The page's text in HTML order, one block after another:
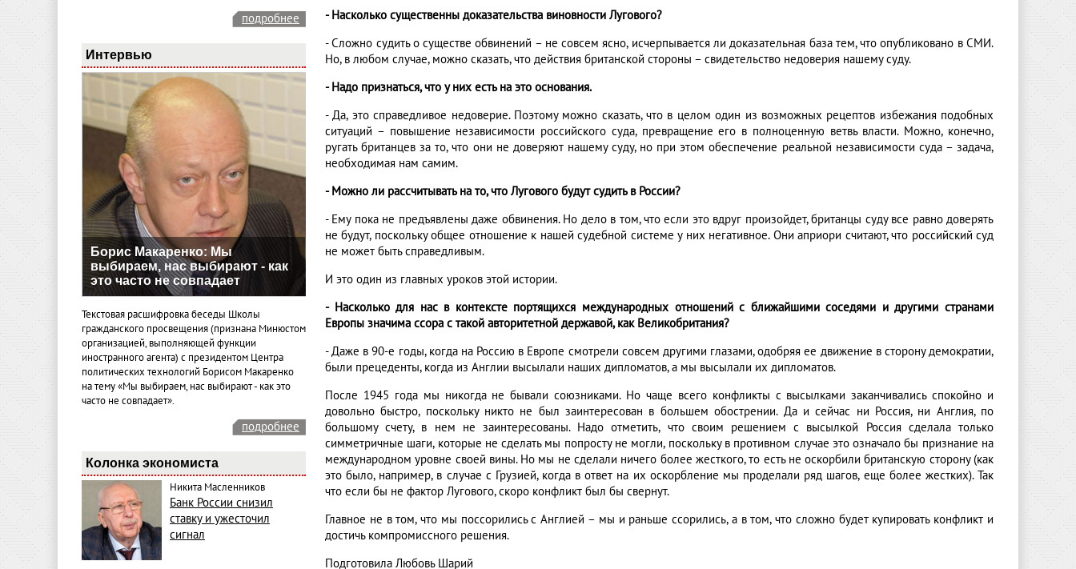
подробнее
Интервью
Борис Макаренко: Мы
выбираем, нас выбирают - как
это часто не совпадает
Текстовая расшифровка беседы Школы
гражданского просвещения (признана Минюстом
организацией, выполняющей функции
иностранного агента) с президентом Центра
политических технологий Борисом Макаренко
на тему «Мы выбираем, нас выбирают - как это
часто не совпадает».
подробнее
Колонка экономиста
Никита Масленников
Банк России снизил
ставку и ужесточил
сигнал
- Насколько существенны доказательства виновности Лугового?
- Сложно судить о существе обвинений – не совсем ясно, исчерпывается ли доказательная база тем, что опубликовано в СМИ.
Но, в любом случае, можно сказать, что действия британской стороны – свидетельство недоверия нашему суду.
- Надо признаться, что у них есть на это основания.
- Да, это справедливое недоверие. Поэтому можно сказать, что в целом один из возможных рецептов избежания подобных
ситуаций – повышение независимости российского суда, превращение его в полноценную ветвь власти. Можно, конечно,
ругать британцев за то, что они не доверяют нашему суду, но при этом обеспечение реальной независимости суда – задача,
необходимая нам самим.
- Можно ли рассчитывать на то, что Лугового будут судить в России?
- Ему пока не предъявлены даже обвинения. Но дело в том, что если это вдруг произойдет, британцы суду все равно доверять
не будут, поскольку общее отношение к нашей судебной системе у них негативное. Они априори считают, что российский суд
не может быть справедливым.
И это один из главных уроков этой истории.
- Насколько для нас в контексте портящихся международных отношений с ближайшими соседями и другими странами
Европы значима ссора с такой авторитетной державой, как Великобритания?
- Даже в 90-е годы, когда на Россию в Европе смотрели совсем другими глазами, одобряя ее движение в сторону демократии,
были прецеденты, когда из Англии высылали наших дипломатов, а мы высылали их дипломатов.
После 1945 года мы никогда не бывали союзниками. Но чаще всего конфликты с высылками заканчивались спокойно и
довольно быстро, поскольку никто не был заинтересован в большем обострении. Да и сейчас ни Россия, ни Англия, по
большому счету, в нем не заинтересованы. Надо отметить, что своим решением с высылкой Россия сделала только
симметричные шаги, которые не сделать мы попросту не могли, поскольку в противном случае это означало бы признание на
международном уровне своей вины. Но мы не сделали ничего более жесткого, то есть не оскорбили британскую сторону (как
это было, например, в случае с Грузией, когда в ответ на их оскорбление мы проделали ряд шагов, еще более жестких). Так
что если бы не фактор Лугового, скоро конфликт был бы свернут.
Главное не в том, что мы поссорились с Англией – мы и раньше ссорились, а в том, что сложно будет купировать конфликт и
достичь компромиссного решения.
Подготовила Любовь Шарий